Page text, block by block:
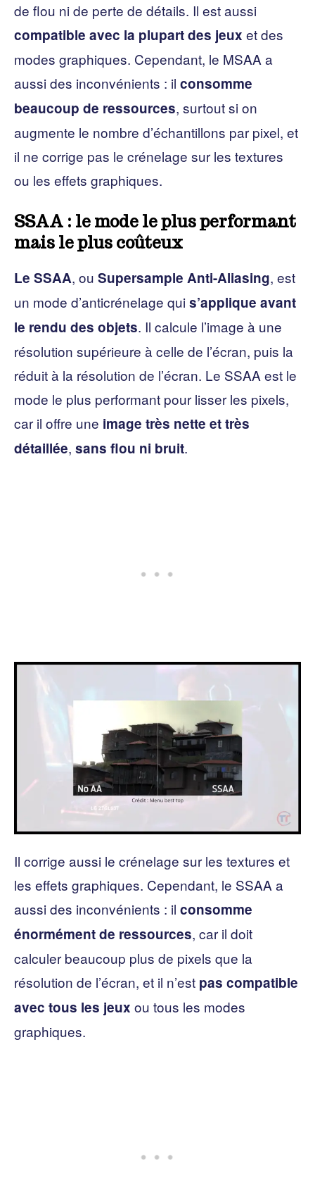
de flou ni de perte de détails. Il est aussi
compatible avec la plupart des jeux et des
modes graphiques. Cependant, le MSAA a
aussi des inconvénients : il consomme
beaucoup de ressources, surtout si on
augmente le nombre d’échantillons par pixel, et
il ne corrige pas le crénelage sur les textures
ou les effets graphiques.
SSAA : le mode le plus performant
mais le plus coûteux
Le SSAA, ou Supersample Anti-Aliasing, est
un mode d’anticrénelage quis’applique avant
le rendu des objets. Il calcule l’image à une
résolution supérieure à celle de l’écran, puis la
réduit à la résolution de l’écran. Le SSAA est le
mode le plus performant pour lisser les pixels,
car il offre une image très nette et très
détaillée, sans flou ni bruit.
Il corrige aussi le crénelage sur les textures et
les effets graphiques. Cependant, le SSAA a
aussi des inconvénients : il consomme
énormément de ressources, car il doit
calculer beaucoup plus de pixels que la
résolution de l’écran, et il n’est pas compatible
avec tous les jeux ou tous les modes
graphiques.